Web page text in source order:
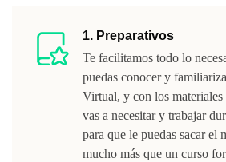
1. Preparativos
Te facilitamos todo lo
puedas conocer y
Virtual, y con los materiales
vas a necesitar y trabajar
para que le puedas sacar el
mucho más que un curso